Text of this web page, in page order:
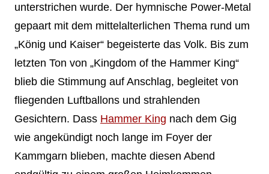
unterstrichen wurde. Der hymnische Power-Metal
gepaart mit dem mittelalterlichen Thema rund um
„König und Kaiser“ begeisterte das Volk. Bis zum
letzten Ton von „Kingdom of the Hammer King“
blieb die Stimmung auf Anschlag, begleitet von
fliegenden Luftballons und strahlenden
Gesichtern. Dass Hammer King nach dem Gig
wie angekündigt noch lange im Foyer der
Kammgarn blieben, machte diesen Abend